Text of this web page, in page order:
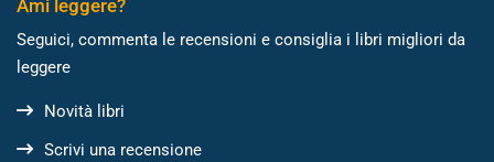
Ami leggere?
Seguici, commenta le recensioni e consiglia i libri migliori da
leggere
Novità libri
Scrivi una recensione